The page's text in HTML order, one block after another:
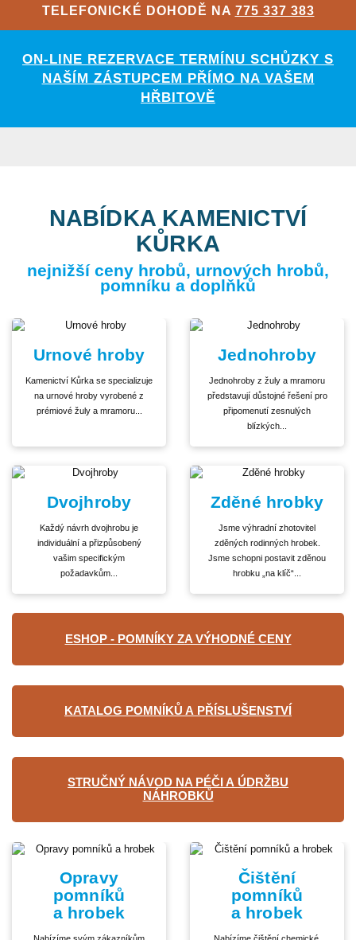
TELEFONICKÉ DOHODĚ NA 775 337 383
ON-LINE REZERVACE TERMÍNU SCHŮZKY S
NAŠÍM ZÁSTUPCEM PŘÍMO NA VAŠEM
HŘBITOVĚ
NABÍDKA KAMENICTVÍ
KŮRKA
nejnižší ceny hrobů, urnových hrobů,
pomníku a doplňků
Urnové hroby
Kamenictví Kůrka se specializuje
na urnové hroby vyrobené z
prémiové žuly a mramoru...
Jednohroby
Jednohroby z žuly a mramoru
představují důstojné řešení pro
připomenutí zesnulých
blízkých...
Dvojhroby
Každý návrh dvojhrobu je
individuální a přizpůsobený
vašim specifickým
požadavkům...
Zděné hrobky
Jsme výhradní zhotovitel
zděných rodinných hrobek.
Jsme schopni postavit zděnou
hrobku „na klíč“...
ESHOP - POMNÍKY ZA VÝHODNÉ CENY
KATALOG POMNÍKŮ A PŘÍSLUŠENSTVÍ
STRUČNÝ NÁVOD NA PÉČI A ÚDRŽBU
NÁHROBKŮ
Opravy
pomníků
a hrobek
Čištění
pomníků
a hrobek